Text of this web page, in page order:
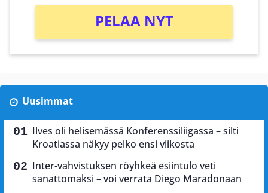
PELAA NYT
Uusimmat
Ilves oli helisemässä Konferenssiliigassa – silti
Kroatiassa näkyy pelko ensi viikosta
Inter-vahvistuksen röyhkeä esiintulo veti
sanattomaksi – voi verrata Diego Maradonaan